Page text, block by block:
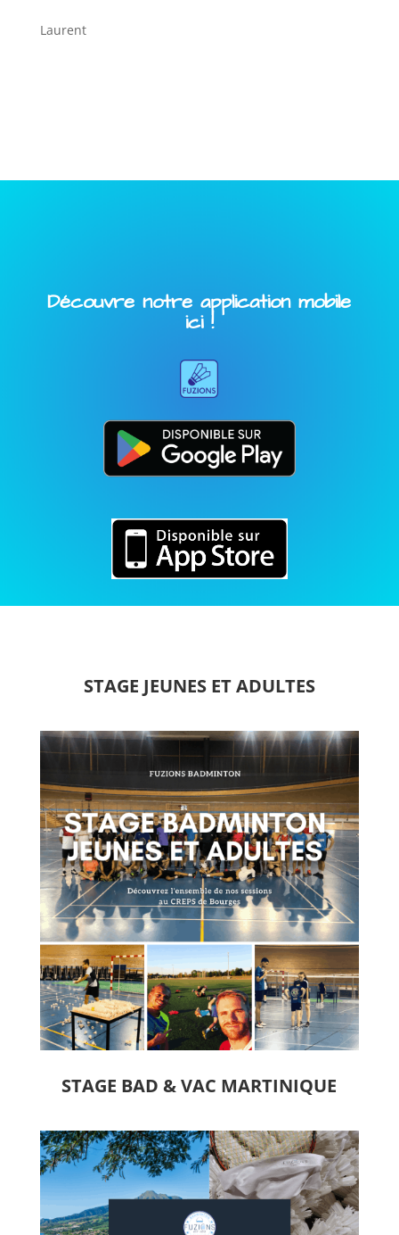
Laurent
Découvre notre application mobile
ici !
STAGE JEUNES ET ADULTES
STAGE BAD & VAC MARTINIQUE